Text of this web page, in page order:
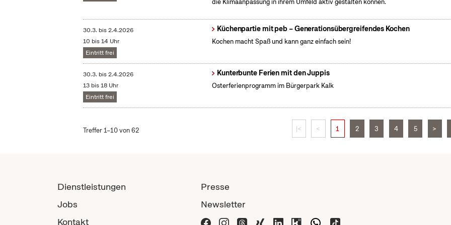
die Klimaanpassung in ihrem Umfeld aktiv gestalten können.
30.3. bis2.4.2026
10 bis 14 Uhr
Eintritt frei
Küchenpartie mit peb – Generationsübergreifendes Kochen
Kochen macht Spaß und kann ganz einfach sein!
30.3. bis2.4.2026
13 bis 18 Uhr
Eintritt frei
Kunterbunte Ferien mit den Juppis
Osterferienprogramm im Bürgerpark Kalk
Treffer 1–10 von 62 |< < 1 2 3 4 5 >
Dienstleistungen
Jobs
Kontakt
Presse
Newsletter